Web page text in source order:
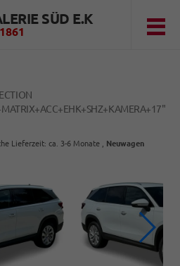
SÜD E.K
Lieferzeit: ca. 3-6 Monate , Neuwagen